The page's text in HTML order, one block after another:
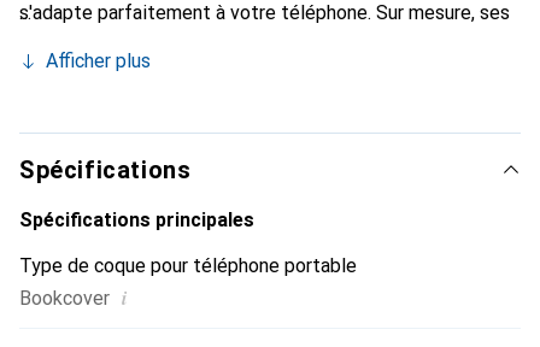
s'adapte parfaitement à votre téléphone. Sur mesure, ses
devient l'accessoire chic et indispensable pour votre
internationalement pour ses produits de haute qualité et
constitue un choix fiable pour une clientèle exigeante.
Afficher plus
Spécifications
Spécifications principales
Type de coque pour téléphone portable
Bookcover i